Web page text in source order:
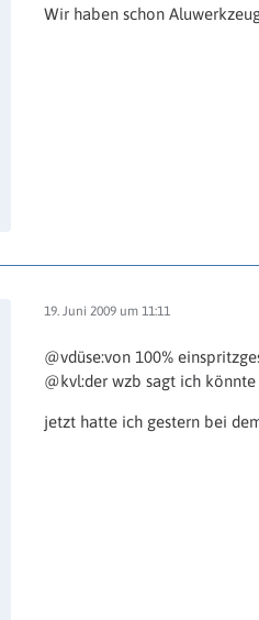
Wir haben schon
19. Juni 2009 um 11:11
@vdüse:von 100%
@kvl:der wzb sagt ich
jetzt hatte ich gestern bei